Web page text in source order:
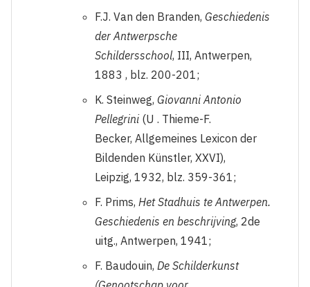
F.J. Van den Branden, Geschiedenis
der Antwerpsche
Schildersschool, III, Antwerpen,
1883 , blz. 200-201;
K. Steinweg, Giovanni Antonio
Pellegrini (U . Thieme-F.
Becker, Allgemeines Lexicon der
Bildenden Künstler, XXVI),
Leipzig, 1932, blz. 359-361;
F. Prims, Het Stadhuis te Antwerpen.
Geschiedenis en beschrijving, 2de
uitg., Antwerpen, 1941;
F. Baudouin, De Schilderkunst